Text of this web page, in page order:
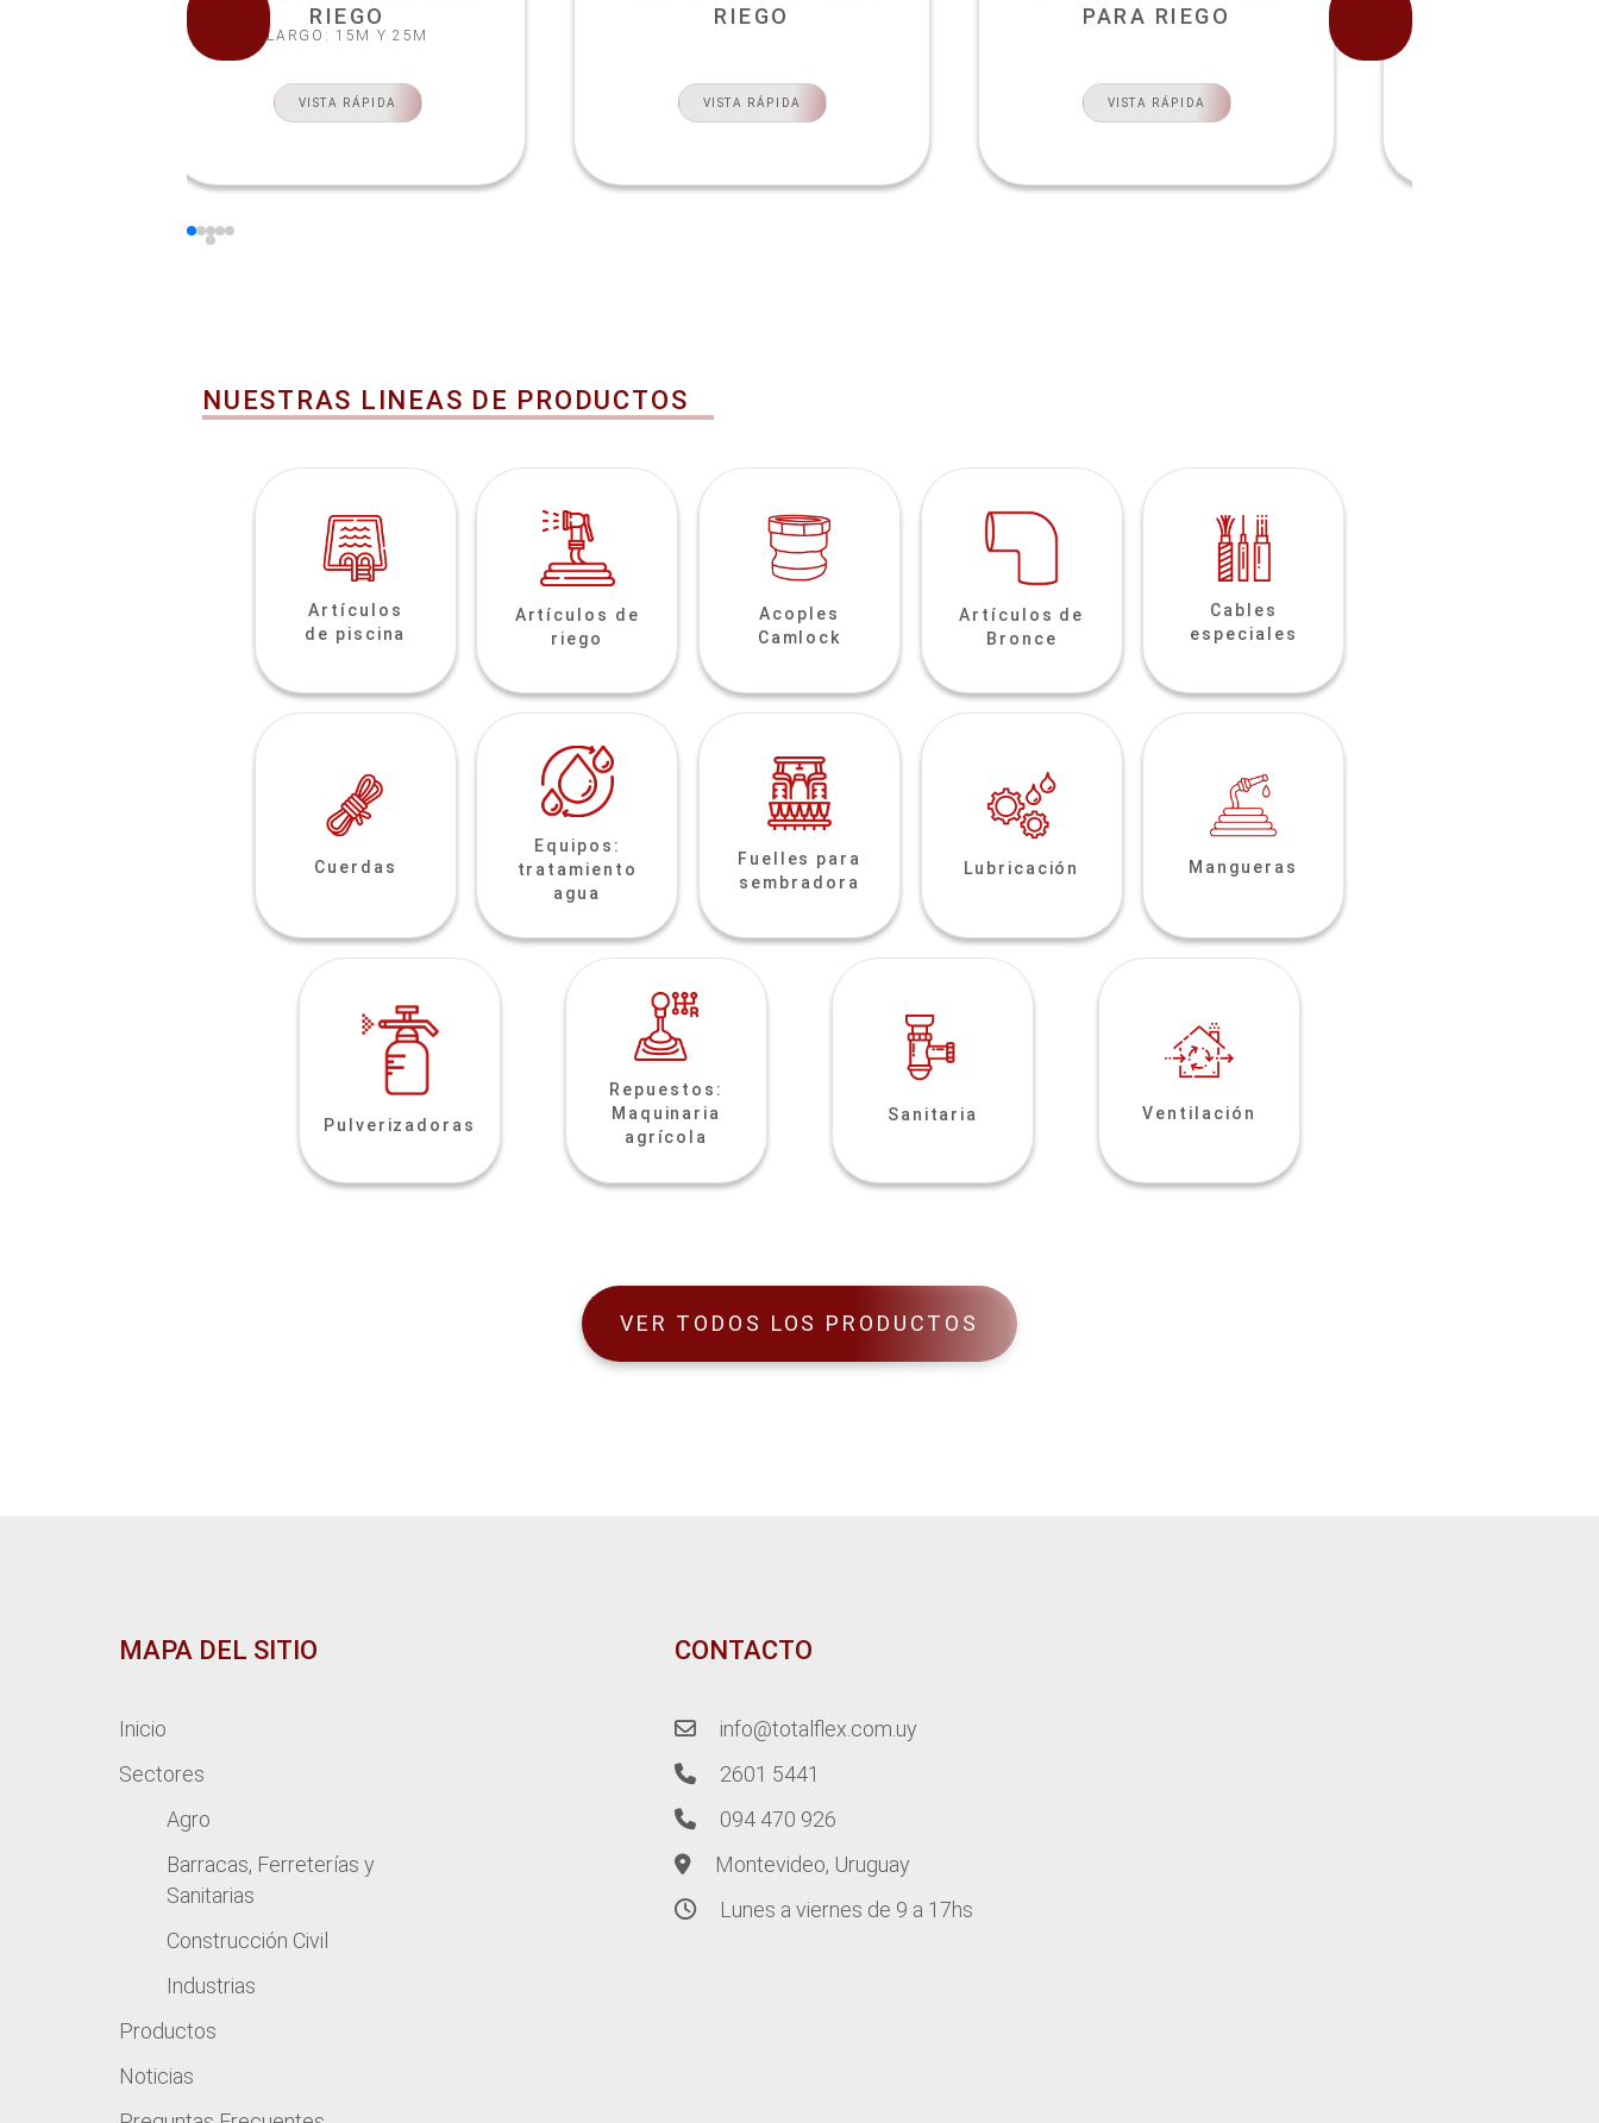
RIEGO
LARGO: 15M Y 25M
VISTA RÁPIDA
RIEGO
VISTA RÁPIDA
PARA RIEGO
VISTA RÁPIDA
NUESTRAS LINEAS DE PRODUCTOS
Artículos
de piscina
Artículos de
riego
Acoples
Camlock
Artículos de
Bronce
Cables
especiales
Cuerdas
Equipos:
tratamiento
agua
Fuelles para
sembradora
Lubricación Mangueras
Pulverizadoras
Repuestos:
Maquinaria
agrícola
Sanitaria Ventilación
VER TODOS LOS PRODUCTOS
MAPA DEL SITIO
Inicio
Sectores
Agro
Barracas, Ferreterías y
Sanitarias
Construcción Civil
Industrias
Productos
Noticias
CONTACTO
info@totalflex.com.uy
2601 5441
094 470 926
Montevideo, Uruguay
Lunes a viernes de 9 a 17hs